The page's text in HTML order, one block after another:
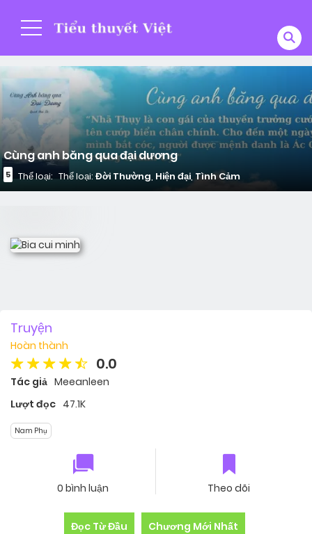
Cùng anh băng qua đại dương
5 Thể loại: Thể loại: Đời Thường, Hiện đại, Tình Cảm
Truyện
Hoàn thành
0.0
Tác giả Meeanleen
Lượt đọc 47.1K
Nam Phụ
0 bình luận Theo dõi
Đọc Từ Đầu Chương Mới Nhất